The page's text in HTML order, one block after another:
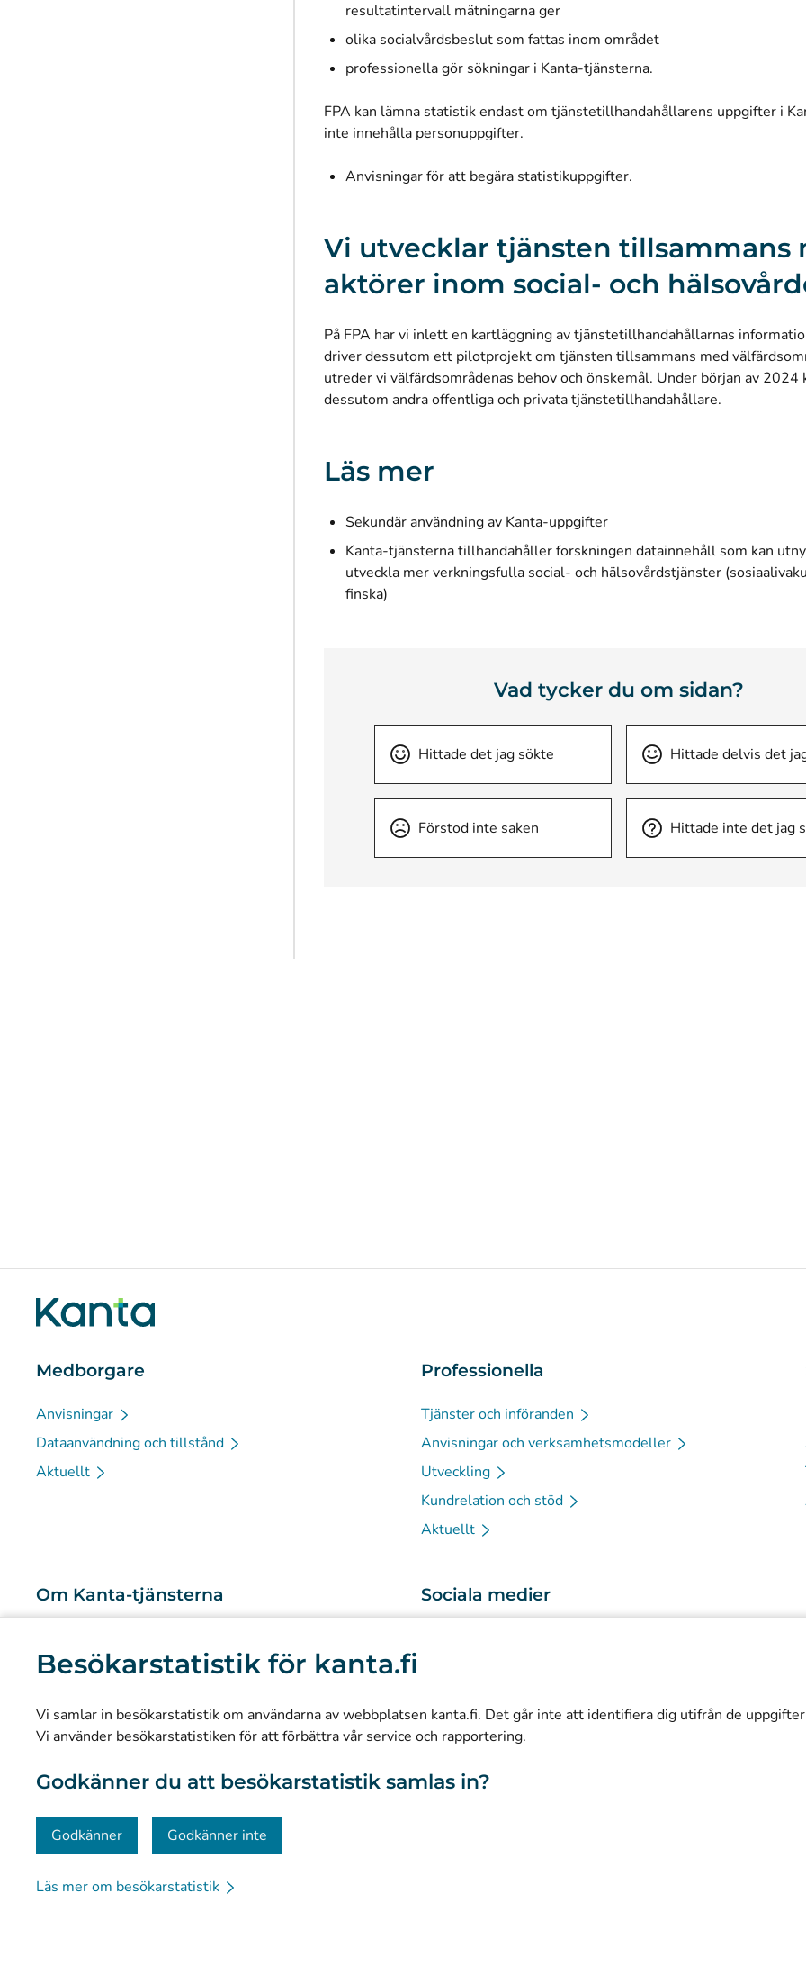
Besökarstatistik för kanta.fi
Vi samlar in besökarstatistik om användarna av webbplatsen kanta.fi. Det går inte att identifiera dig utifrån de
Vi använder besökarstatistiken för att förbättra vår service och rapportering.
Godkänner du att besökarstatistik samlas in?
Godkänner Godkänner inte
Läs mer om besökarstatistik
resultatintervall mätningarna ger
olika socialvårdsbeslut som fattas inom området
professionella gör sökningar i Kanta-tjänsterna.
FPA kan lämna statistik endast om tjänstetillhandahållarens uppgifter i
inte innehålla personuppgifter.
Anvisningar för att begära statistikuppgifter.
Vi utvecklar tjänsten tillsammans
aktörer inom social- och
På FPA har vi inlett en kartläggning av tjänstetillhandahållarnas
driver dessutom ett pilotprojekt om tjänsten tillsammans med
utreder vi välfärdsområdenas behov och önskemål. Under början av 2024
dessutom andra offentliga och privata tjänstetillhandahållare.
Läs mer
Sekundär användning av Kanta-uppgifter
Kanta-tjänsterna tillhandahåller forskningen datainnehåll som kan
utveckla mer verkningsfulla social- och hälsovårdstjänster
finska)
Vad tycker du om sidan?
Hittade det jag sökte Hittade delvis det
Förstod inte saken Hittade inte det jag
Medborgare
Anvisningar
Dataanvändning och tillstånd
Aktuellt
Professionella
Tjänster och införanden
Anvisningar och verksamhetsmodeller
Utveckling
Kundrelation och stöd
Aktuellt
Om Kanta-tjänsterna
Forskning och kunskapsbaserad ledning
Dataskydd och tillgänglighet
Kommunikation och sociala medier
Sociala medier
© Kanta-Palvelut, Kansaneläkelaitos